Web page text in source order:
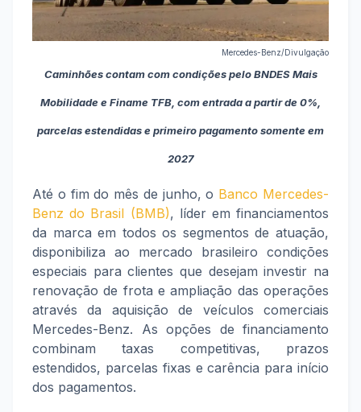
Mercedes-Benz/Divulgação
Caminhões contam com condições pelo BNDES Mais
Mobilidade e Finame TFB, com entrada a partir de 0%,
parcelas estendidas e primeiro pagamento somente em
2027
Até o fim do mês de junho, o Banco Mercedes-
Benz do Brasil (BMB), líder em financiamentos
da marca em todos os segmentos de atuação,
disponibiliza ao mercado brasileiro condições
especiais para clientes que desejam investir na
renovação de frota e ampliação das operações
através da aquisição de veículos comerciais
Mercedes-Benz. As opções de financiamento
combinam taxas competitivas, prazos
estendidos, parcelas fixas e carência para início
dos pagamentos.